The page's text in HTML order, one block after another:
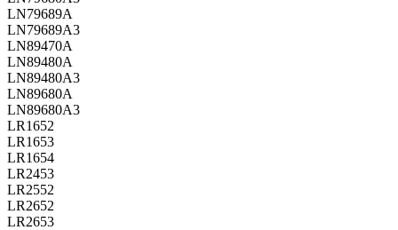
LN79689A
LN79689A3
LN89470A
LN89480A
LN89480A3
LN89680A
LN89680A3
LR1652
LR1653
LR1654
LR2453
LR2552
LR2652
LR2653